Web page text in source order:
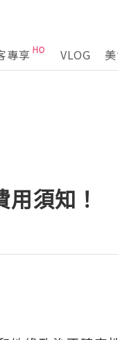
專享 VLOG
須知！